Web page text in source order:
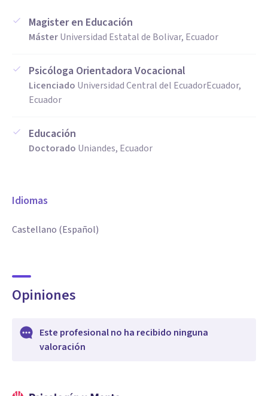
Magister en Educación
MásterUniversidad Estatal de Bolivar, Ecuador
Psicóloga Orientadora Vocacional
Licenciado Universidad Central del EcuadorEcuador,
Ecuador
Educación
Doctorado Uniandes, Ecuador
Idiomas
Castellano (Español)
Opiniones
Este profesional no ha recibido ninguna
valoración